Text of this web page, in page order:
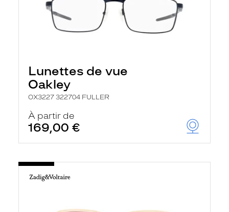
Lunettes de vue
Oakley
OX3227 322704 FULLER
À partir de
169,00 €